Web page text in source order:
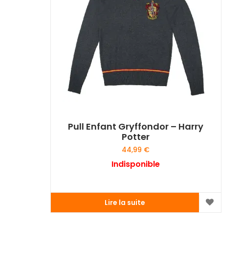
Pull Enfant Gryffondor – Harry
Potter
44,99 €
Indisponible
Lire la suite